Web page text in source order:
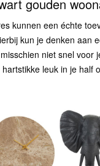
gouden
kunnen een échte
kun je denken aan
niet snel voor
leuk in je half